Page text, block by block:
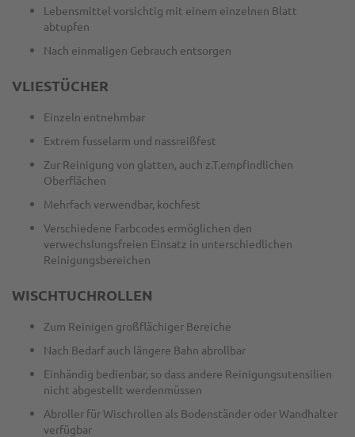
Lebensmittel vorsichtig mit einem einzelnen Blatt
abtupfen
Nach einmaligen Gebrauch entsorgen
VLIESTÜCHER
Einzeln entnehmbar
Extrem fusselarm und nassreißfest
Zur Reinigung von glatten, auch z.T.empfindlichen
Oberflächen
Mehrfach verwendbar, kochfest
Verschiedene Farbcodes ermöglichen den
verwechslungsfreien Einsatz in unterschiedlichen
Reinigungsbereichen
WISCHTUCHROLLEN
Zum Reinigen großflächiger Bereiche
Nach Bedarf auch längere Bahn abrollbar
Einhändig bedienbar, so dass andere Reinigungsutensilien
nicht abgestellt werdenmüssen
Abroller für Wischrollen als Bodenständer oder Wandhalter
verfügbar